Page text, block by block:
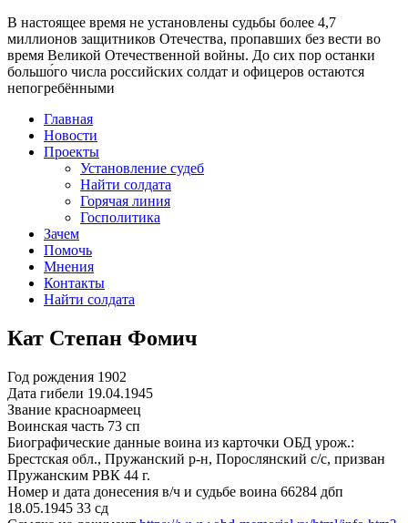
В настоящее время не установлены судьбы более 4,7
миллионов защитников Отечества, пропавших без вести во
время Великой Отечественной войны. До сих пор останки
большо́го числа российских солдат и офицеров остаются
непогребёнными
Главная
Новости
Проекты
Установление судеб
Найти солдата
Горячая линия
Госполитика
Зачем
Помочь
Мнения
Контакты
Найти солдата
Кат Степан Фомич
Год рождения 1902
Дата гибели 19.04.1945
Звание красноармеец
Воинская часть 73 сп
Биографические данные воина из карточки ОБД урож.:
Брестская обл., Пружанский р-н, Порослянский с/с, призван
Пружанским РВК 44 г.
Номер и дата донесения в/ч и судьбе воина 66284 дбп
18.05.1945 33 сд